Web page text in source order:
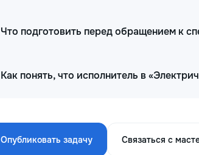
Что подготовить перед обращением к
Как понять, что исполнитель в
Опубликовать задачу Связаться с